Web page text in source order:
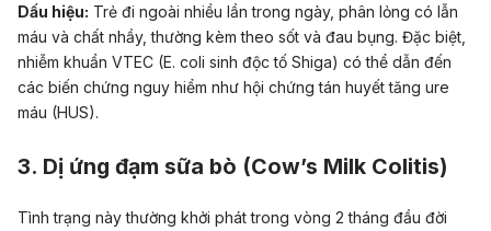
Dấu hiệu: Trẻ đi ngoài nhiều lần trong ngày, phân lỏng có lẫn
máu và chất nhầy, thường kèm theo sốt và đau bụng. Đặc biệt,
nhiễm khuẩn VTEC (E. coli sinh độc tố Shiga) có thể dẫn đến
các biến chứng nguy hiểm như hội chứng tán huyết tăng ure
máu (HUS).
3. Dị ứng đạm sữa bò (Cow’s Milk Colitis)
Tình trạng này thường khởi phát trong vòng 2 tháng đầu đời